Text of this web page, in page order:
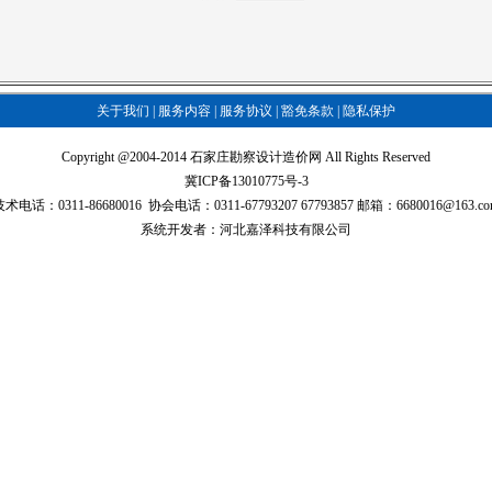
关于我们 服务内容 服务协议 豁免条款 隐私保护
Copyright @2004-2014 石家庄勘察设计造价网 All Rights Reserved
冀ICP备13010775号-3
术电话：0311-86680016 协会电话：0311-67793207 67793857 邮箱：
系统开发者：河北嘉泽科技有限公司